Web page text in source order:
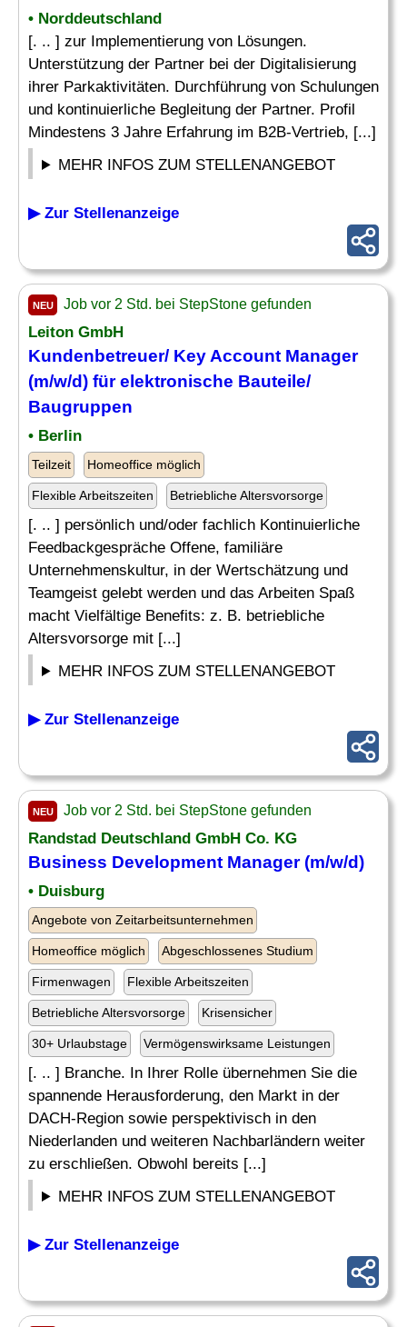
• Norddeutschland
[. .. ] zur Implementierung von Lösungen.
Unterstützung der Partner bei der Digitalisierung
ihrer Parkaktivitäten. Durchführung von Schulungen
und kontinuierliche Begleitung der Partner. Profil
Mindestens 3 Jahre Erfahrung im B2B-Vertrieb, [...]
MEHR INFOS ZUM STELLENANGEBOT
▶ Zur Stellenanzeige
NEU Job vor 2 Std. bei StepStone gefunden
Leiton GmbH
Kundenbetreuer/ Key Account Manager
(m/w/d) für elektronische Bauteile/
Baugruppen
• Berlin
Teilzeit Homeoffice möglich
Flexible Arbeitszeiten Betriebliche Altersvorsorge
[. .. ] persönlich und/oder fachlich Kontinuierliche
Feedbackgespräche Offene, familiäre
Unternehmenskultur, in der Wertschätzung und
Teamgeist gelebt werden und das Arbeiten Spaß
macht Vielfältige Benefits: z. B. betriebliche
Altersvorsorge mit [...]
MEHR INFOS ZUM STELLENANGEBOT
▶ Zur Stellenanzeige
NEU Job vor 2 Std. bei StepStone gefunden
Randstad Deutschland GmbH Co. KG
Business Development Manager(m/w/d)
• Duisburg
Angebote von Zeitarbeitsunternehmen
Homeoffice möglich Abgeschlossenes Studium
Firmenwagen Flexible Arbeitszeiten
Betriebliche Altersvorsorge Krisensicher
30+ Urlaubstage Vermögenswirksame Leistungen
[. .. ] Branche. In Ihrer Rolle übernehmen Sie die
spannende Herausforderung, den Markt in der
DACH-Region sowie perspektivisch in den
Niederlanden und weiteren Nachbarländern weiter
zu erschließen. Obwohl bereits [...]
MEHR INFOS ZUM STELLENANGEBOT
▶ Zur Stellenanzeige